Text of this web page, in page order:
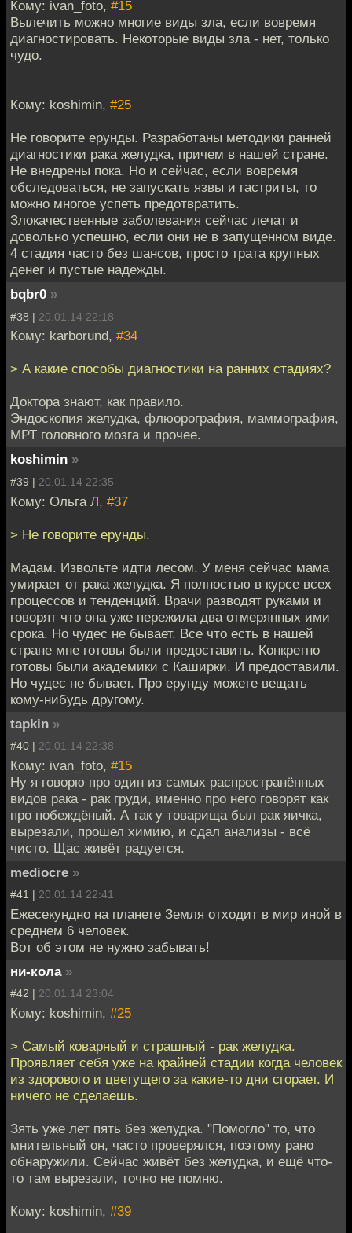
Кому: ivan_foto, #15
Вылечить можно многие виды зла, если вовремя
диагностировать. Некоторые виды зла - нет, только
чудо.
Кому: koshimin, #25
Не говорите ерунды. Разработаны методики ранней
диагностики рака желудка, причем в нашей стране.
Не внедрены пока. Но и сейчас, если вовремя
обследоваться, не запускать язвы и гастриты, то
можно многое успеть предотвратить.
Злокачественные заболевания сейчас лечат и
довольно успешно, если они не в запущенном виде.
4 стадия часто без шансов, просто трата крупных
денег и пустые надежды.
bqbr0 »
#38 | 20.01.14 22:18
Кому: karborund, #34
> А какие способы диагностики на ранних стадиях?
Доктора знают, как правило.
Эндоскопия желудка, флюорография, маммография,
МРТ головного мозга и прочее.
koshimin »
#39 | 20.01.14 22:35
Кому: Ольга Л, #37
> Не говорите ерунды.
Мадам. Извольте идти лесом. У меня сейчас мама
умирает от рака желудка. Я полностью в курсе всех
процессов и тенденций. Врачи разводят руками и
говорят что она уже пережила два отмерянных ими
срока. Но чудес не бывает. Все что есть в нашей
стране мне готовы были предоставить. Конкретно
готовы были академики с Каширки. И предоставили.
Но чудес не бывает. Про ерунду можете вещать
кому-нибудь другому.
tapkin »
#40 | 20.01.14 22:38
Кому: ivan_foto, #15
Ну я говорю про один из самых распространённых
видов рака - рак груди, именно про него говорят как
про побеждёный. А так у товарища был рак яичка,
вырезали, прошел химию, и сдал анализы - всё
чисто. Щас живёт радуется.
mediocre »
#41 | 20.01.14 22:41
Ежесекундно на планете Земля отходит в мир иной в
среднем 6 человек.
Вот об этом не нужно забывать!
ни-кола »
#42 | 20.01.14 23:04
Кому: koshimin, #25
> Самый коварный и страшный - рак желудка.
Проявляет себя уже на крайней стадии когда человек
из здорового и цветущего за какие-то дни сгорает. И
ничего не сделаешь.
Зять уже лет пять без желудка. "Помогло" то, что
мнительный он, часто проверялся, поэтому рано
обнаружили. Сейчас живёт без желудка, и ещё что-
то там вырезали, точно не помню.
Кому: koshimin, #39